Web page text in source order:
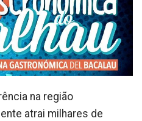
na região
atrai milhares de